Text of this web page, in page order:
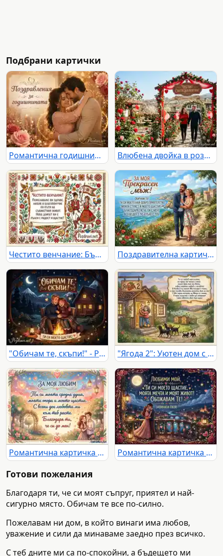
Подбрани картички
Романтична годишнина с прегърната двойка и златни цветя Влюбена двойка в розова градина под арка за Свети Валентин
Честито венчание: Българска картичка с младоженци в носии, фолклорни мотиви и пожелания. Поздравителна картичка за мъж с романтично послание и щастлива двойка на живописен морски фон.
"Обичам те, скъпи!" - Романтична картичка с влюбена двойка край огън, планина и уютна хижа под звездно небе. "Ягода 2": Уютен дом с влюбена двойка, домашни любимци и поезия в идилична селска обстановка.
Романтична картичка с послание за любимия: "Ти си моята сродна душа". Илюстрация на влюбена двойка в приказна градина. Романтична картичка "Любими мой" с влюбена двойка на балкон, звездно небе и осветен градски пейзаж.
Готови пожелания
Благодаря ти, че си моят съпруг, приятел и най-
сигурно място. Обичам те все по-силно.
Пожелавам ни дом, в който винаги има любов,
уважение и сили да минаваме заедно през всичко.
С теб дните ми са по-спокойни, а бъдещето ми